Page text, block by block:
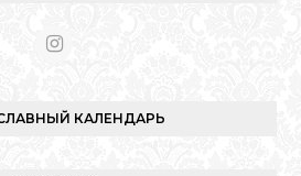
I
t КАЛЕНДАРЬ